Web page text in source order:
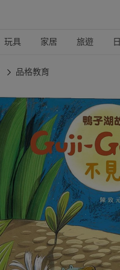
玩具 家居 旅遊
品格教育